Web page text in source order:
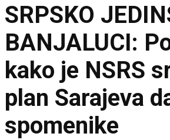
SRPSKO
BANJALUCI:
kako je NSRS
plan Sarajeva
spomenike